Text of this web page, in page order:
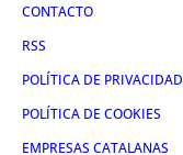
CONTACTO
RSS
POLÍTICA DE PRIVACIDAD
POLÍTICA DE COOKIES
EMPRESAS CATALANAS